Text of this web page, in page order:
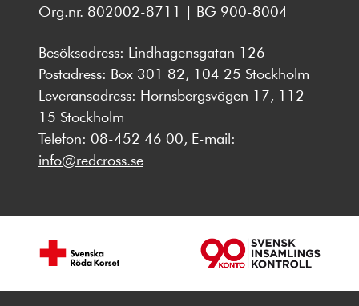
Org.nr. 802002-8711 | BG 900-8004
Besöksadress: Lindhagensgatan 126
Postadress: Box 301 82, 104 25 Stockholm
Leveransadress: Hornsbergsvägen 17, 112
15 Stockholm
Telefon: 08-452 46 00, E-mail:
info@redcross.se